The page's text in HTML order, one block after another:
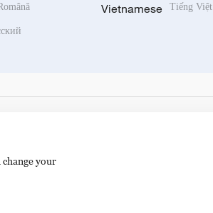
Vietnamese Tiếng Việt
your